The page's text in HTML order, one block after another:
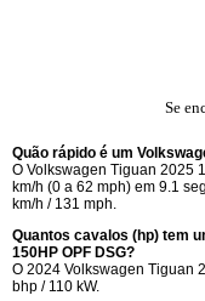
Se
Quão rápido é um
O Volkswagen Tiguan 2025
km/h (0 a 62 mph) em 9.1
km/h / 131 mph.
Quantos cavalos (hp) tem
150HP OPF DSG?
O 2024 Volkswagen Tiguan
bhp / 110 kW.